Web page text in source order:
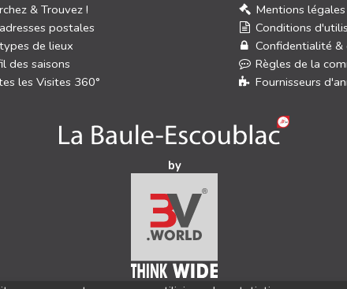
Mentions légales
Conditions
Confidentialité &
Règles de la
Fournisseurs
& Trouvez !
postales
de lieux
des saisons
les Visites 360°
by